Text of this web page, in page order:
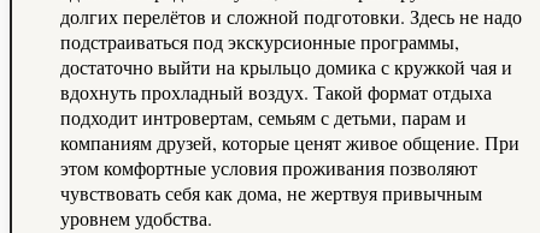
долгих перелётов и сложной подготовки. Здесь не надо
подстраиваться под экскурсионные программы,
достаточно выйти на крыльцо домика с кружкой чая и
вдохнуть прохладный воздух. Такой формат отдыха
подходит интровертам, семьям с детьми, парам и
компаниям друзей, которые ценят живое общение. При
этом комфортные условия проживания позволяют
чувствовать себя как дома, не жертвуя привычным
уровнем удобства.